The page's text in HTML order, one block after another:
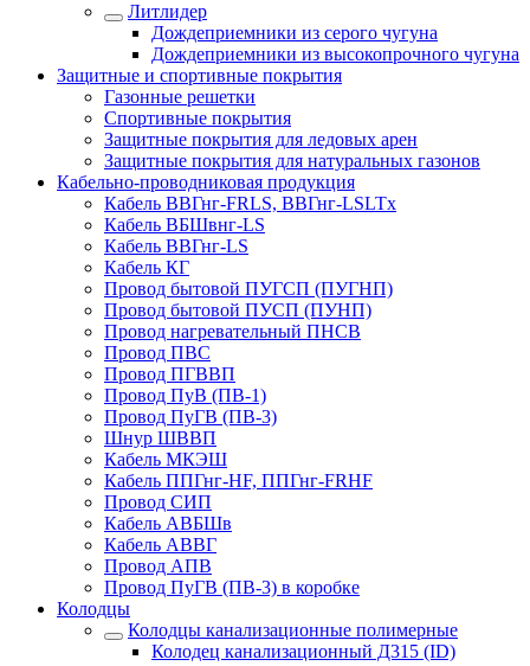
Литлидер
Дождеприемники из серого чугуна
Дождеприемники из высокопрочного чугуна
Защитные и спортивные покрытия
Газонные решетки
Спортивные покрытия
Защитные покрытия для ледовых арен
Защитные покрытия для натуральных газонов
Кабельно-проводниковая продукция
Кабель ВВГнг-FRLS, ВВГнг-LSLTx
Кабель ВБШвнг-LS
Кабель ВВГнг-LS
Кабель КГ
Провод бытовой ПУГСП (ПУГНП)
Провод бытовой ПУСП (ПУНП)
Провод нагревательный ПНСВ
Провод ПВС
Провод ПГВВП
Провод ПуВ (ПВ-1)
Провод ПуГВ (ПВ-3)
Шнур ШВВП
Кабель МКЭШ
Кабель ППГнг-HF, ППГнг-FRHF
Провод СИП
Кабель АВБШв
Кабель АВВГ
Провод АПВ
Провод ПуГВ (ПВ-3) в коробке
Колодцы
Колодцы канализационные полимерные
Колодец канализационный Д315 (ID)